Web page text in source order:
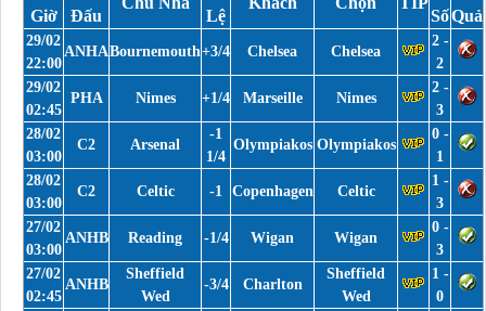
Giờ
Đấu
Lệ
SốQuả
29/02
22:00
ANHABournemouth+3/4 Chelsea Chelsea
2 -
2
29/02
02:45
PHA Nimes +1/4 Marseille Nimes
2 -
3
28/02
03:00
C2 Arsenal
-1
1/4
Olympiakos Olympiakos
0 -
1
28/02
03:00
C2 Celtic -1 Copenhagen Celtic
1 -
3
27/02
03:00
ANHB Reading -1/4 Wigan Wigan
0 -
3
27/02
02:45
ANHB
Sheffield
Wed
-3/4 Charlton
Sheffield
Wed
1 -
0